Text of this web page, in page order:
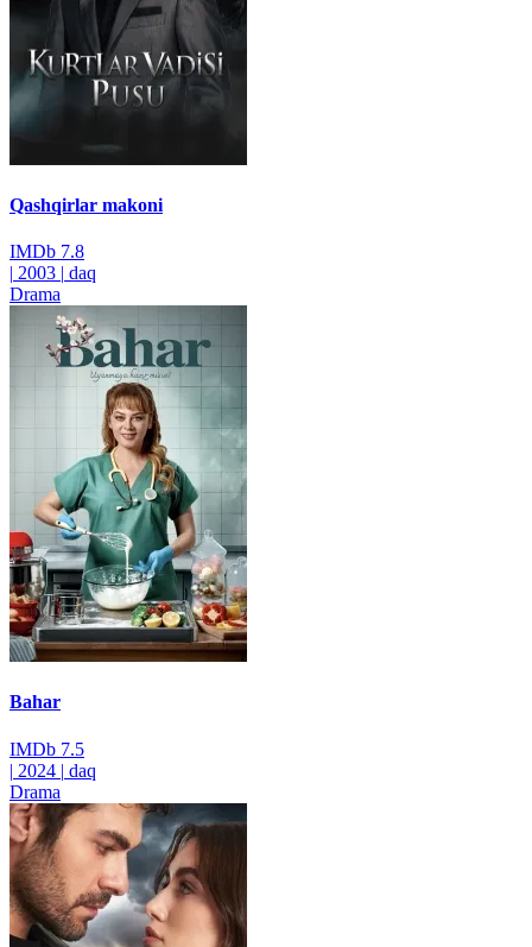
Qashqirlar makoni
IMDb 7.8
| 2003 | daq
Drama
Bahar
IMDb 7.5
| 2024 | daq
Drama